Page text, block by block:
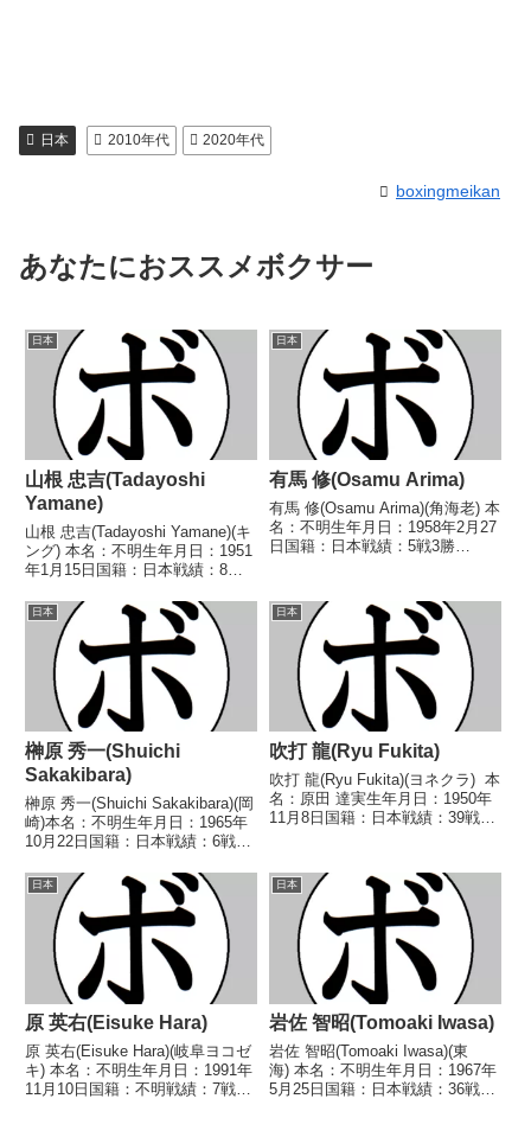
日本 2010年代 2020年代
boxingmeikan
あなたにおススメボクサー
日本
山根 忠吉(Tadayoshi
Yamane)
山根 忠吉(Tadayoshi Yamane)(キ
ング) 本名：不明生年月日：1951
年1月15日国籍：日本戦績：8戦2
し 【戦歴】1970/08/02
○2RKO 井上 輝康(笹
崎)1970/08/30...
日本
有馬 修(Osamu Arima)
有馬 修(Osamu Arima)(角海老) 本
名：不明生年月日：1958年2月27
日国籍：日本戦績：5戦3勝
○1RKO 朝日奈 擁三(野
口)1980/05/25 △4...
日本
榊原 秀一(Shuichi
Sakakibara)
榊原 秀一(Shuichi Sakakibara)(岡
崎)本名：不明生年月日：1965年
10月22日国籍：日本戦績：6戦2
し【戦歴】■1985年度中日本スー
パーフライ級新人王予選
1985/06/26 ●1R...
日本
吹打 龍(Ryu Fukita)
吹打 龍(Ryu Fukita)(ヨネクラ) 本
名：原田 達実生年月日：1950年
11月8日国籍：日本戦績：39戦22
新人王第15代OPBF東洋太平洋ス
ーパーフェザー...
日本
原 英右(Eisuke Hara)
原 英右(Eisuke Hara)(岐阜ヨコゼ
キ) 本名：不明生年月日：1991年
11月10日国籍：不明戦績：7戦4
日本
岩佐 智昭(Tomoaki Iwasa)
岩佐 智昭(Tomoaki Iwasa)(東
海) 本名：不明生年月日：1967年
5月25日国籍：日本戦績：36戦23